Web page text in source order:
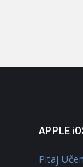
APPLE
Pitaj